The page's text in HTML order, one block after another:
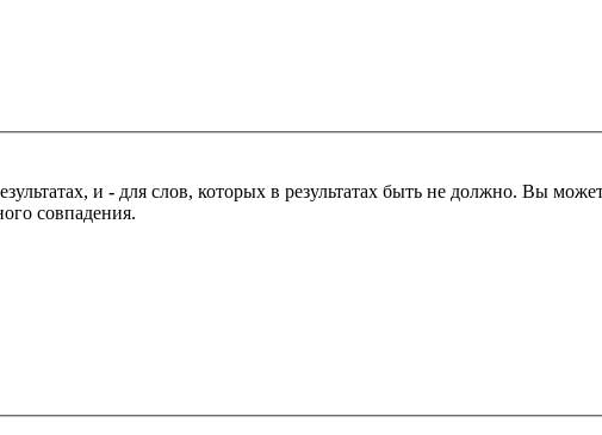
и - для слов, которых в результатах быть не должно. Вы
совпадения.